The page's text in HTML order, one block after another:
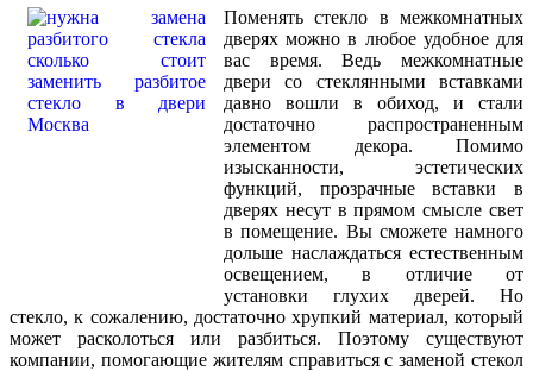
Поменять стекло в межкомнатных
дверях можно в любое удобное для
вас время. Ведь межкомнатные
двери со стеклянными вставками
давно вошли в обиход, и стали
достаточно распространенным
элементом декора. Помимо
изысканности, эстетических
функций, прозрачные вставки в
дверях несут в прямом смысле свет
в помещение. Вы сможете намного
дольше наслаждаться естественным
освещением, в отличие от
установки глухих дверей. Но
стекло, к сожалению, достаточно хрупкий материал, который
может расколоться или разбиться. Поэтому существуют
компании, помогающие жителям справиться с заменой стекол